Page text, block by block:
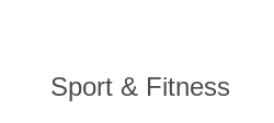
Sport & Fitness